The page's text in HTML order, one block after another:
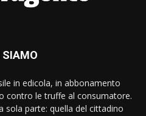
SIAMO
in edicola, in abbonamento
contro le truffe al consumatore.
sola parte: quella del cittadino